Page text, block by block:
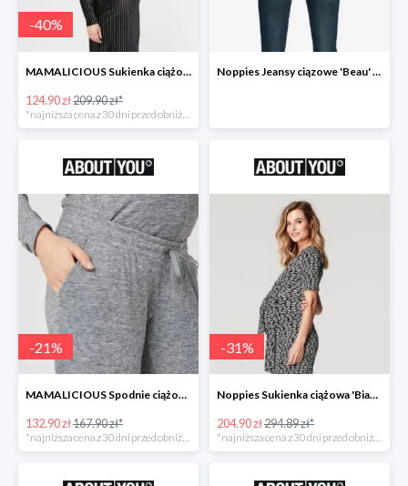
-40%
MAMALICIOUS Sukienka ciążowa -40%
124.90 zł209.90 zł*
*najniższa cena z 30 dni przed obniżką
Noppies Jeansy ciązowe 'Beau' -51%
-21%
MAMALICIOUS Spodnie ciążowe -21%
132.90 zł167.90 zł*
-31%
Noppies Sukienka ciążowa 'Bianca' -31%
204.90 zł294.89 zł*